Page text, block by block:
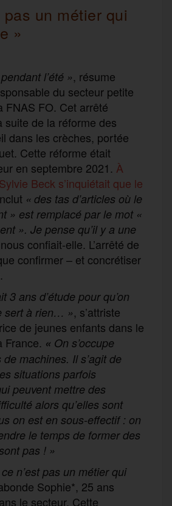
pas un métier qui
»
l’été », résume
du secteur petite
FNAS FO. Cet arrêté
suite de la réforme des
dans les crèches, portée
Cette réforme était
en septembre 2021. À
Beck s’inquiétait que le
« des tas d’articles où le
» est remplacé par le mot «
». Je pense qu’il y a une
confiait-elle. L’arrêté de
confirmer – et concrétiser
3 ans d’étude pour qu’on
sert à rien… », s’attriste
de jeunes enfants dans le
France. « On s’occupe
de machines. Il s’agit de
situations parfois
peuvent mettre des
alors qu’elles sont
on est en sous-effectif : on
le temps de former des
pas ! »
n’est pas un métier qui
Sophie*, 25 ans
le secteur. Cette